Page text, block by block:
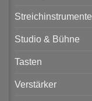
Streichinstrumente
Studio & Bühne
Tasten
Verstärker